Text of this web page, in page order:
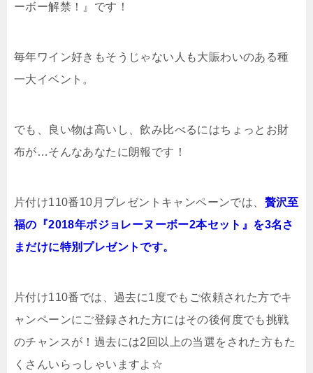
ーボー解禁！』です！
毎年ワイン好きもそうじゃない人も大賑わいのある種
一大イベント。
でも、良い物は高いし、飲み比べるにはちょっとお財
布が…そんなあなたに朗報です！
片付け110番10月プレゼントキャンペーンでは、 贅沢至
福の『2018年ボジョレーヌーボー2本セット』を3名さ
まだけに特別プレゼントです。
片付け110番では、過去に1度でもご依頼された方でキ
ャンペーンにご登録された方にはその後何度でも挑戦
のチャンスが！過去には2回以上の当選をされた方もた
くさんいらっしゃいますよ☆